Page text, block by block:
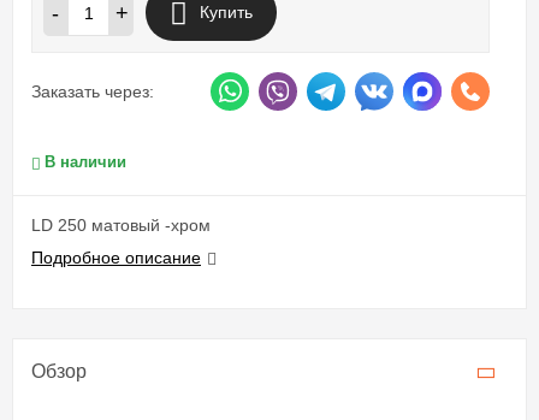
- + Купить
Заказать через:
В наличии
LD 250 матовый -хром
Подробное описание
Обзор